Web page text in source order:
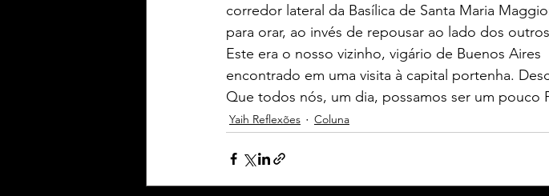
corredor lateral da Basílica de Santa Maria
para orar, ao invés de repousar ao lado dos
Este era o nosso vizinho, vigário de Buenos
encontrado em uma visita à capital portenha.
Que todos nós, um dia, possamos ser um pouco
Yaih Reflexões Coluna